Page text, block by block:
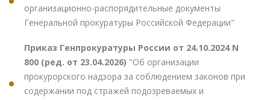
организационно-распорядительные документы
Генеральной прокуратуры Российской Федерации"
Приказ Генпрокуратуры России от 24.10.2024 N
800 (ред. от 23.04.2026) "Об организации
прокурорского надзора за соблюдением законов при
содержании под стражей подозреваемых и